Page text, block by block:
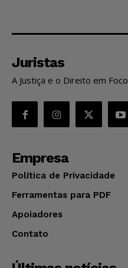
Juristas
A Justiça e o Direito em Foco
Empresa
Política de Privacidade
Ferramentas para PDF
Apoiadores
Contato